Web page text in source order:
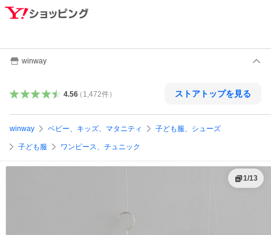
winway
4.56（ 1,472件） ストアトップを見る
winway ベビー、キッズ、マタニティ 子ども服、シューズ
子ども服 ワンピース、チュニック
1/13